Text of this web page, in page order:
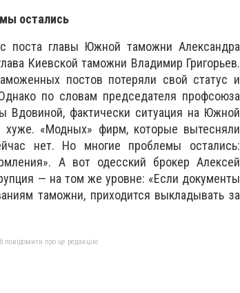
остались
поста главы Южной таможни Александра
Киевской таможни Владимир Григорьев.
постов потеряли свой статус и
по словам председателя профсоюза
Вдовиной, фактически ситуация на Южной
«Модных» фирм, которые вытесняли
нет. Но многие проблемы остались:
А вот одесский брокер Алексей
— на том же уровне: «Если документы
таможни, приходится выкладывать за
повідомити про це редакцію